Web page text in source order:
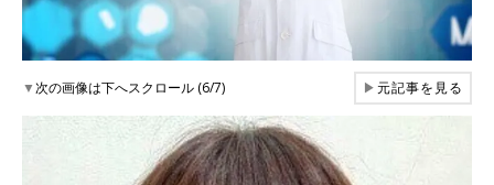
▼次の画像は下へスクロール (6/7) ▶元記事を見る